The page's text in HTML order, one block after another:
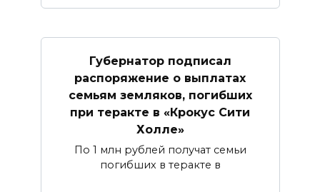
Губернатор подписал
распоряжение о выплатах
семьям земляков, погибших
при теракте в «Крокус Сити
Холле»
По 1 млн рублей получат семьи
погибших в теракте в